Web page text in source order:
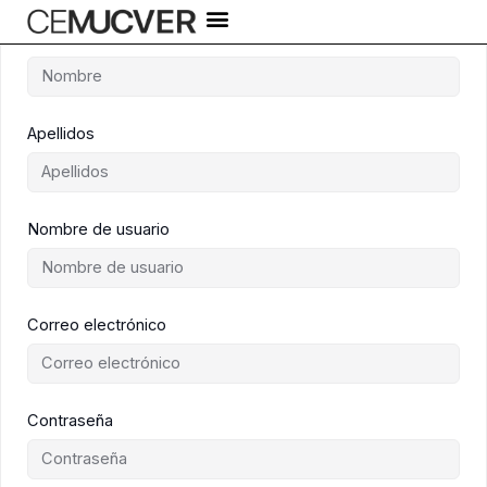
Nombre
Apellidos
Nombre de usuario
Correo electrónico
Contraseña